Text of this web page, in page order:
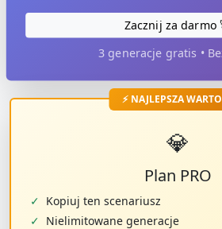
Zacznij za darmo
3 generacje gratis •
⚡ NAJLEPSZA
💎
Plan PRO
✓ Kopiuj ten scenariusz
✓ Nielimitowane generacje